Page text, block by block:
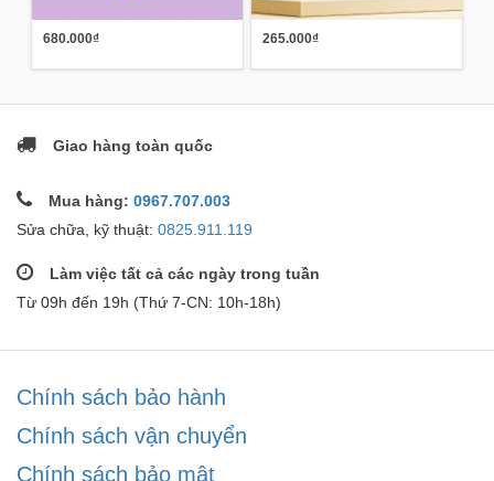
680.000₫ 265.000₫
Giao hàng toàn quốc
Mua hàng: 0967.707.003
Sửa chữa, kỹ thuật: 0825.911.119
Làm việc tất cả các ngày trong tuần
Từ 09h đến 19h (Thứ 7-CN: 10h-18h)
Chính sách bảo hành
Chính sách vận chuyển
Chính sách bảo mật